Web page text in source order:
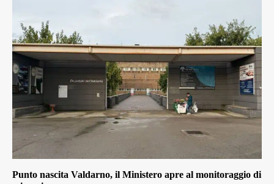
Punto nascita Valdarno, il Ministero apre al monitoraggio di